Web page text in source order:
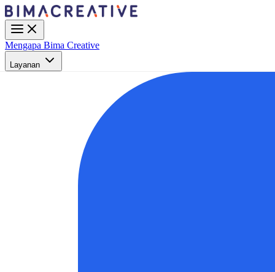
Mengapa Bima Creative
Layanan